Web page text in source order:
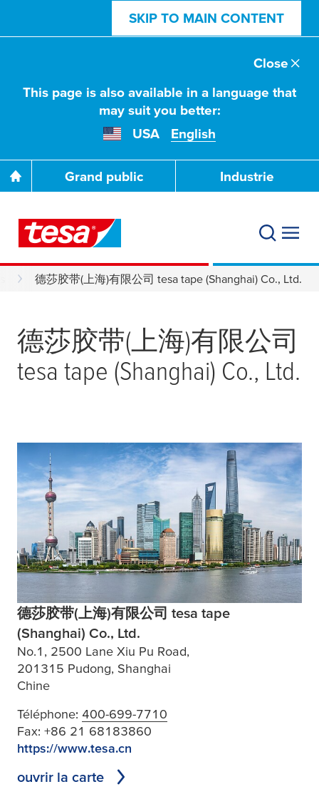
SKIP TO MAIN CONTENT
This page is also available in a language that
may suit you better:
USA
English
Close
Grand public Industrie
德莎胶带(上海)有限公司 tesa tape (Shanghai) Co., Ltd.
德莎胶带(上海)有限公司
tesa tape (Shanghai) Co., Ltd.
德莎胶带(上海)有限公司 tesa tape
(Shanghai) Co., Ltd.
No.1, 2500 Lane Xiu Pu Road,
201315 Pudong, Shanghai
Chine
Téléphone: 400-699-7710
Fax: +86 21 68183860
https://www.tesa.cn
ouvrir la carte